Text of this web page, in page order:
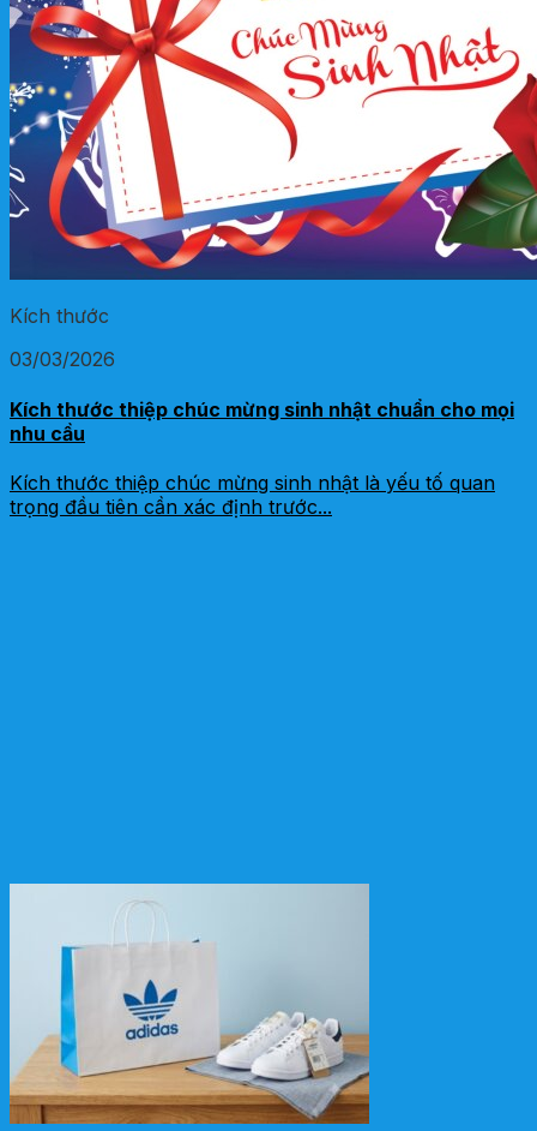
Kích thước
03/03/2026
Kích thước thiệp chúc mừng sinh nhật chuẩn cho mọi
nhu cầu
Kích thước thiệp chúc mừng sinh nhật là yếu tố quan
trọng đầu tiên cần xác định trước...